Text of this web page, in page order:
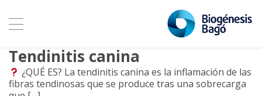
Archivo de etiquetas:
inflamación del tendón
Tendinitis canina
¿QUÉ ES? La tendinitis canina es la inflamación de las
fibras tendinosas que se produce tras una sobrecarga